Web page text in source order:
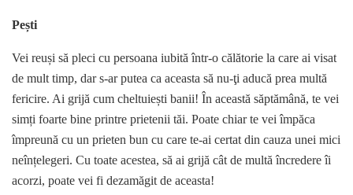
Pești
Vei reuși să pleci cu persoana iubită într-o călătorie la care ai visat
de mult timp, dar s-ar putea ca aceasta să nu-ţi aducă prea multă
fericire. Ai grijă cum cheltuiești banii! În această săptămână, te vei
simți foarte bine printre prietenii tăi. Poate chiar te vei împăca
împreună cu un prieten bun cu care te-ai certat din cauza unei mici
neînțelegeri. Cu toate acestea, să ai grijă cât de multă încredere îi
acorzi, poate vei fi dezamăgit de aceasta!